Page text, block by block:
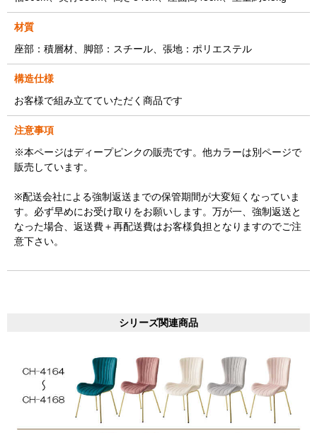
材質
座部：積層材、脚部：スチール、張地：ポリエステル
構造仕様
お客様で組み立てていただく商品です
注意事項
※本ページはディープピンクの販売です。他カラーは別ページで
販売しています。
※配送会社による強制返送までの保管期間が大変短くなっていま
す。必ず早めにお受け取りをお願いします。万が一、強制返送と
なった場合、返送費＋再配送費はお客様負担となりますのでご注
意下さい。
シリーズ関連商品